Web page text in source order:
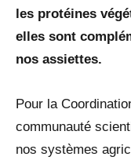
les protéines
elles sont
nos assiettes.
Pour la
communauté
nos systèmes